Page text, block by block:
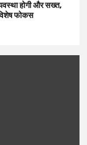
होगी और सख्त,
फोकस